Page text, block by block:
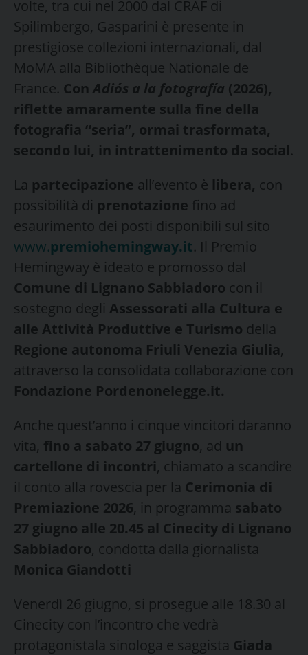
volte, tra cui nel 2000 dal CRAF di
Spilimbergo, Gasparini è presente in
prestigiose collezioni internazionali, dal
MoMA alla Bibliothèque Nationale de
France. ConAdiós a la fotografía (2026),
riflette amaramente sulla fine della
fotografia “seria”, ormai trasformata,
secondo lui, in intrattenimento da social.
La partecipazione all’evento è libera, con
possibilità di prenotazione fino ad
esaurimento dei posti disponibili sul sito
www.premiohemingway.it. Il Premio
Hemingway è ideato e promosso dal
Comune di Lignano Sabbiadoro con il
sostegno degli Assessorati alla Cultura e
alle Attività Produttive e Turismo della
Regione autonoma Friuli Venezia Giulia,
attraverso la consolidata collaborazione con
Fondazione Pordenonelegge.it.
Anche quest’anno i cinque vincitori daranno
vita, fino a sabato 27 giugno, ad un
cartellone di incontri, chiamato a scandire
il conto alla rovescia per la Cerimonia di
Premiazione 2026, in programma sabato
27 giugno alle 20.45 al Cinecity di Lignano
Sabbiadoro, condotta dalla giornalista
Monica Giandotti
Venerdì 26 giugno, si prosegue alle 18.30 al
Cinecity con l’incontro che vedrà
protagonistala sinologa e saggista Giada